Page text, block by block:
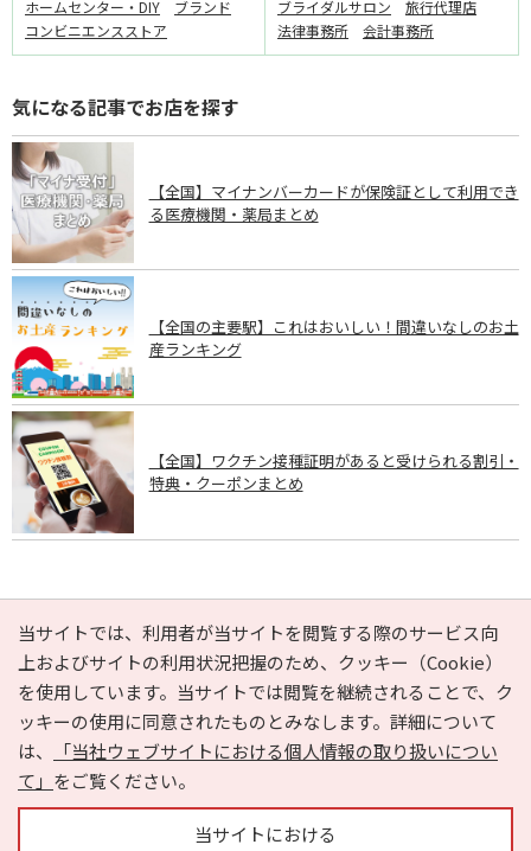
ホームセンター・DIY
ブランド
コンビニエンスストア
ブライダルサロン
旅行代理店
法律事務所
会計事務所
気になる記事でお店を探す
【全国】マイナンバーカードが保険証として利用でき
る医療機関・薬局まとめ
【全国の主要駅】これはおいしい！間違いなしのお土
産ランキング
【全国】ワクチン接種証明があると受けられる割引・
特典・クーポンまとめ
PAGE TOP
当サイトでは、利用者が当サイトを閲覧する際のサービス向
上およびサイトの利用状況把握のため、クッキー（Cookie）
を使用しています。当サイトでは閲覧を継続されることで、ク
ッキーの使用に同意されたものとみなします。詳細について
は、
「当社ウェブサイトにおける個人情報の取り扱いについ
て」 をご覧ください。
当サイトにおける
e-NAVITA（イーナビタ）とは？ お気に入り
ヘルプ
利用規約
個人情報の取り扱いについて
運営会社
サイトマップ
広告掲載に関するお問い合わせ